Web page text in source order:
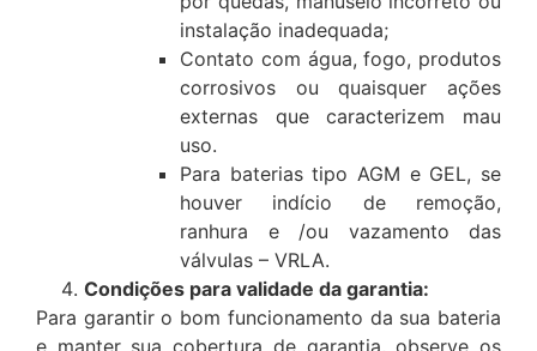
instalação inadequada;
Contato com água, fogo, produtos
corrosivos ou quaisquer ações
externas que caracterizem mau
uso.
Para baterias tipo AGM e GEL, se
houver indício de remoção,
ranhura e /ou vazamento das
válvulas – VRLA.
Condições para validade da garantia:
Para garantir o bom funcionamento da sua bateria
e manter sua cobertura de garantia, observe os